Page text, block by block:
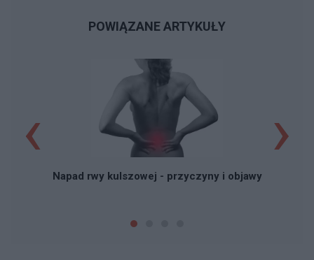
POWIĄZANE ARTYKUŁY
Napad rwy kulszowej - przyczyny i objawy
‹ ›